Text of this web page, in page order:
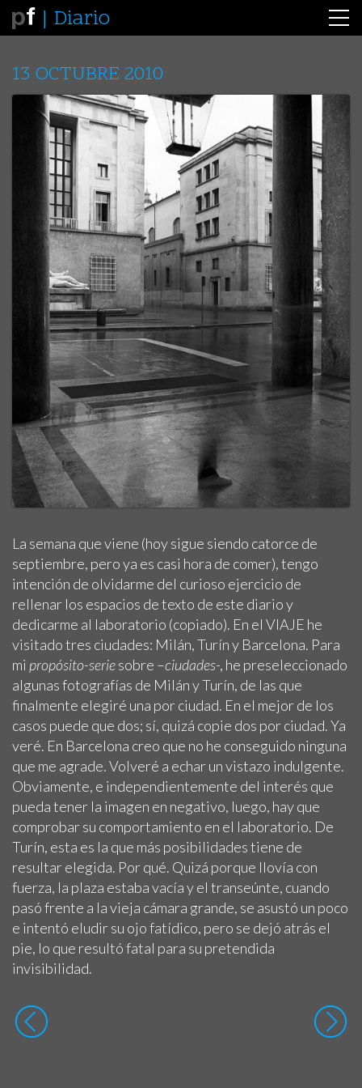
Diario
13 OCTUBRE 2010
La semana que viene (hoy sigue siendo catorce de
septiembre, pero ya es casi hora de comer), tengo
intención de olvidarme del curioso ejercicio de
rellenar los espacios de texto de este diario y
dedicarme al laboratorio (copiado). En el VIAJE he
visitado tres ciudades: Milán, Turín y Barcelona. Para
mi propósito-seriesobre –ciudades-, he preseleccionado
algunas fotografías de Milán y Turín, de las que
finalmente elegiré una por ciudad. En el mejor de los
casos puede que dos; sí, quizá copie dos por ciudad. Ya
veré. En Barcelona creo que no he conseguido ninguna
que me agrade. Volveré a echar un vistazo indulgente.
Obviamente, e independientemente del interés que
pueda tener la imagen en negativo, luego, hay que
comprobar su comportamiento en el laboratorio. De
Turín, esta es la que más posibilidades tiene de
resultar elegida. Por qué. Quizá porque llovía con
fuerza, la plaza estaba vacía y el transeúnte, cuando
pasó frente a la vieja cámara grande, se asustó un poco
e intentó eludir su ojo fatídico, pero se dejó atrás el
pie, lo que resultó fatal para su pretendida
invisibilidad.